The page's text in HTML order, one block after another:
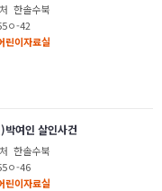
한솔수북
ㅇ-42
린이자료실
박여인 살인사건
한솔수북
ㅇ-46
린이자료실